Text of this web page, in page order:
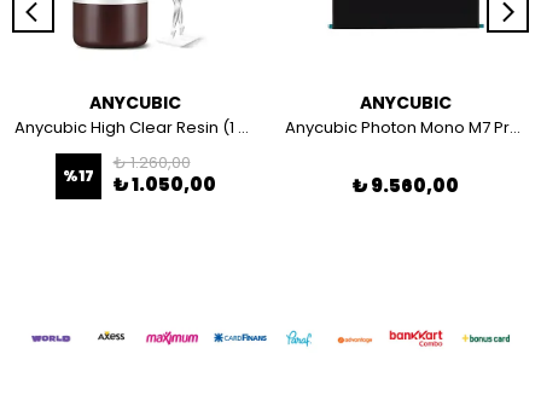
ANYCUBIC
Anycubic High Clear Resin (1 kg) - Anycubic Ultra Şeffaf Reçine
%17
₺ 1.260,00
₺ 1.050,00
ANYCUBIC
Anycubic Photon Mono M7 Pro / Mono M7 LCD Ekran
₺ 9.560,00